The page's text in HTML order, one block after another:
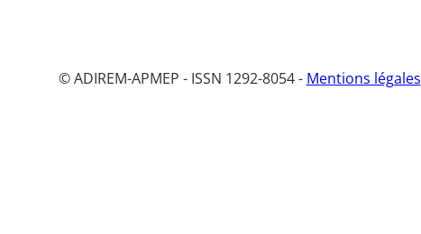
© ADIREM-APMEP - ISSN 1292-8054 - Mentions légales